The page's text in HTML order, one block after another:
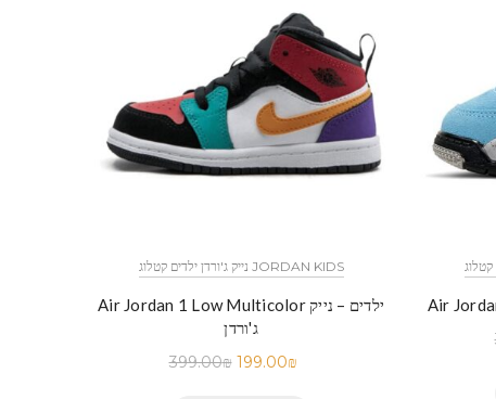
נייק ג'ורדן ילדים קטלוג JORDAN KIDS
Air Jordan 1 Low Multicolor ילדים – נייק
ג'ורדן
399.00₪ 199.00₪